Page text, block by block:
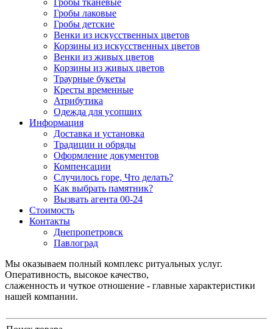
Гробы тканевые
Гробы лаковые
Гробы детские
Венки из искусственных цветов
Корзины из искусственных цветов
Венки из живых цветов
Корзины из живых цветов
Траурные букеты
Кресты временные
Атрибутика
Одежда для усопших
Информация
Доставка и установка
Традиции и обряды
Оформление документов
Компенсации
Случилось горе, Что делать?
Как выбрать памятник?
Вызвать агента 00-24
Стоимость
Контакты
Днепропетровск
Павлоград
Мы оказываем полный комплекс ритуальных услуг.
Оперативность, высокое качество,
слаженность и чуткое отношение - главные характеристики
нашей компании.